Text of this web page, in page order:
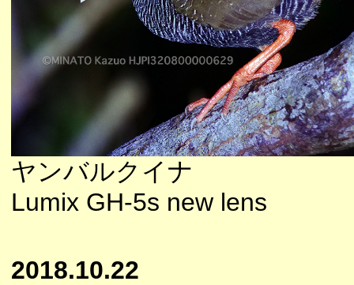
ヤンバルクイナ
Lumix GH-5s new lens
2018.10.22